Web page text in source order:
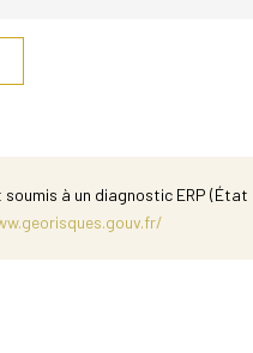
soumis à un diagnostic ERP